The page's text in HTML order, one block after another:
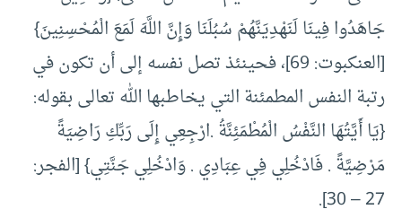
جَاهَدُوا فِينَا لَنَهْدِيَنَّهُمْ سُبُلَنَا وَإِنَّ اللَّهَ لَمَعَ الْمُحْسِنِينَ}
[العنكبوت: 69]، فحينئذ تصل نفسه إلى أن تكون في
رتبة النفس المطمئنة التي يخاطبها الله تعالى بقوله:
{يَا أَيَّتُهَا النَّفْسُ الْمُطْمَئِنَّةُ .ارْجِعِي إِلَى رَبِّكِ رَاضِيَةً
مَرْضِيَّةً . فَادْخُلِي فِي عِبَادِي . وَادْخُلِي جَنَّتِي} [الفجر:
27 – 30].